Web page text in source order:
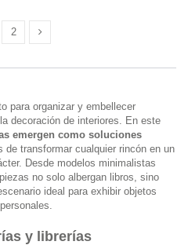
2
para organizar y embellecer
decoración de interiores. En este
emergen como soluciones
de transformar cualquier rincón en un
Desde modelos minimalistas
no solo albergan libros, sino
ideal para exhibir objetos
y librerías